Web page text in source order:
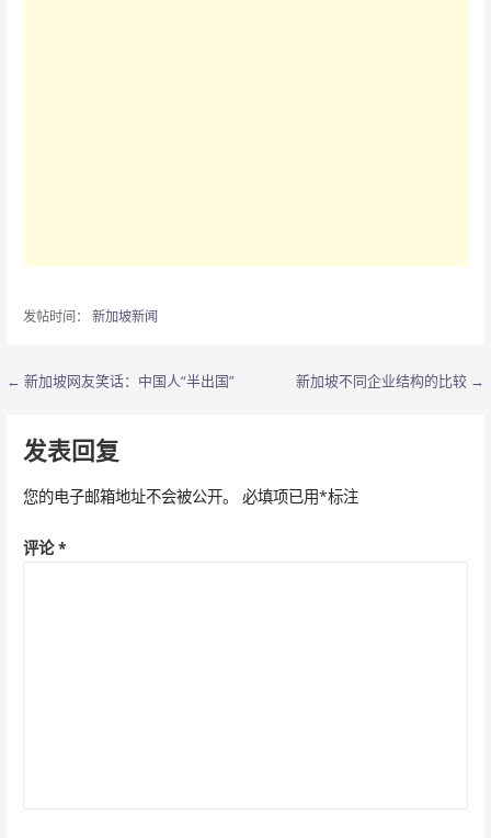
发帖时间： 新加坡新闻
文
章
导
航
← 新加坡网友笑话：中国人“半出国” 新加坡不同企业结构的比较 →
发表回复
您的电子邮箱地址不会被公开。 必填项已用*标注
评论*